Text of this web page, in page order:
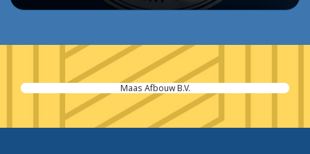
Maas Afbouw B.V.